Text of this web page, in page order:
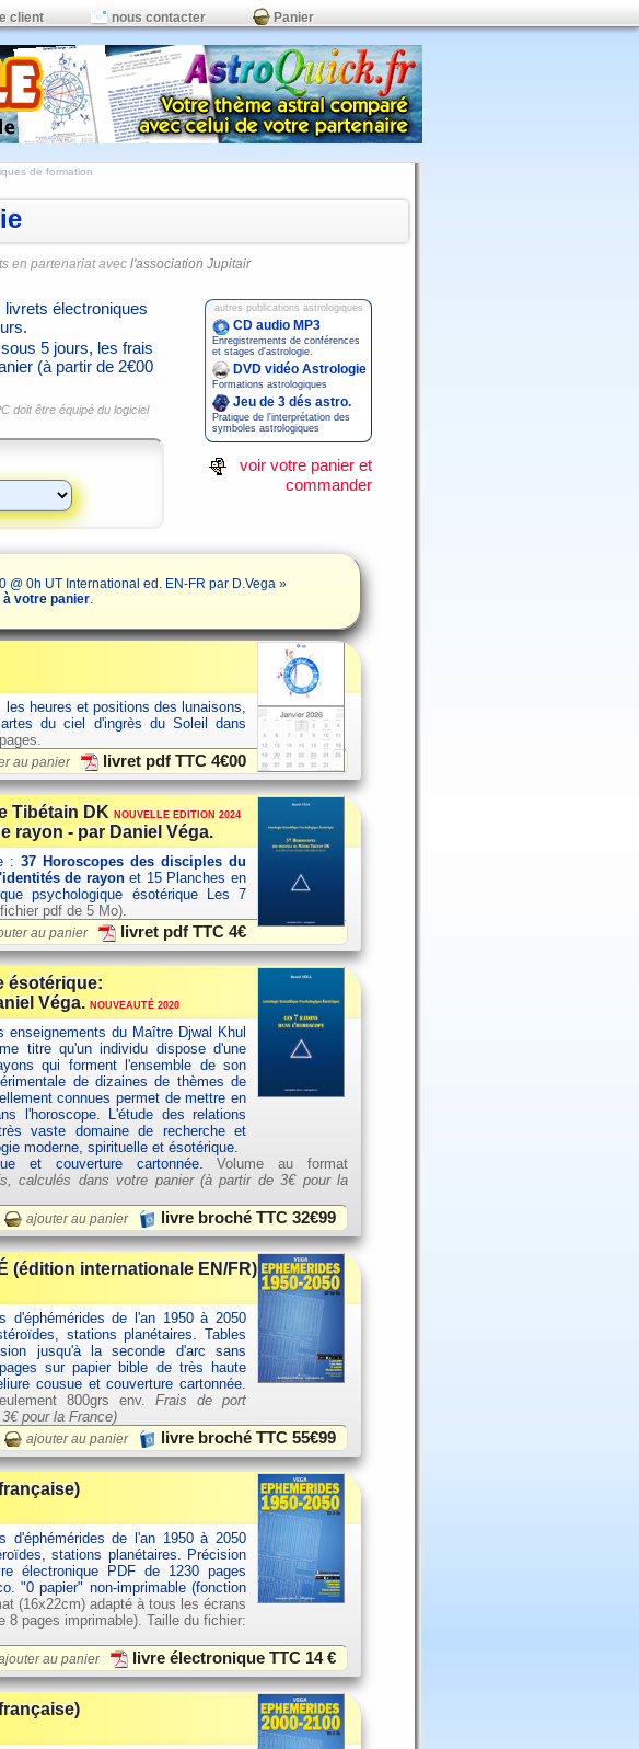
client nous contacter Panier
de formation
en partenariat avec l'association Jupitair
livrets électroniques
5 jours, les frais
(à partir de 2€00
doit être équipé du logiciel
autres publications astrologiques
CD audio MP3
Enregistrements de conférences
et stages d'astrologie.
DVD vidéo Astrologie
Formations astrologiques
Jeu de 3 dés astro.
Pratique de l'interprétation des
symboles astrologiques
voir votre panier et
commander
0h UT International ed. EN-FR par D.Vega »
à votrepanier.
heures et positions des lunaisons,
du ciel d'ingrès du Soleil dans
au panier livret pdf TTC4€00
Tibétain DKNOUVELLE EDITION 2024
rayon - par Daniel Véga.
: 37 Horoscopes des disciples du
de rayonet 15 Planches en
psychologique ésotérique Les 7
pdf de 5 Mo).
au panier livret pdf TTC4€
ésotérique:
Véga.NOUVEAUTÉ 2020
du Maître Djwal Khul
titre qu'un individu dispose d'une
qui forment l'ensemble de son
de dizaines de thèmes de
connues permet de mettre en
l'horoscope. L'étude des relations
vaste domaine de recherche et
moderne, spirituelle et ésotérique.
et couverture cartonnée.Volume au format
calculés dans votre panier (à partir de3€ pour la
ajouter au panier livre broché TTC32€99
(édition internationale EN/FR)
d'éphémérides de l'an 1950 à 2050
stations planétaires. Tables
jusqu'à la seconde d'arc sans
sur papier bible de très haute
cousue et couverture cartonnée.
800grs env.Frais de port
3€ pour la France)
ajouter au panier livre broché TTC55€99
d'éphémérides de l'an 1950 à 2050
stations planétaires. Précision
électronique PDF de 1230 pages
"0 papier" non-imprimable (fonction
(16x22cm) adapté à tous les écrans
8 pages imprimable). Taille du fichier:
au panier livre électronique TTC 14 €